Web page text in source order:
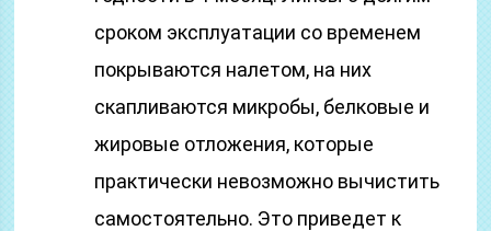
сроком эксплуатации со временем
покрываются налетом, на них
скапливаются микробы, белковые и
жировые отложения, которые
практически невозможно вычистить
самостоятельно. Это приведет к